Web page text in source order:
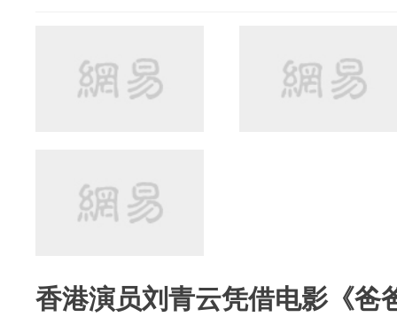
香港演员刘青云凭借电影《爸